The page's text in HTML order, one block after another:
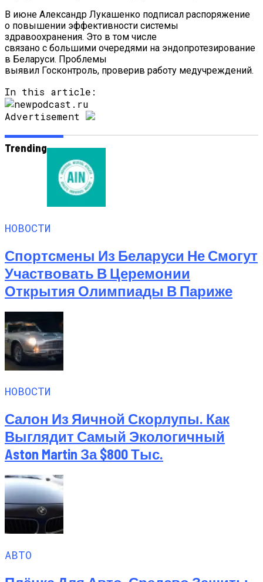
В июне Александр Лукашенко подписал распоряжение
о повышении эффективности системы
здравоохранения. Это в том числе
связано с большими очередями на эндопротезирование
в Беларуси. Проблемы
выявил Госконтроль, проверив работу медучреждений.
In this article:
Advertisement
Trending
НОВОСТИ
Спортсмены Из Беларуси Не Смогут
Участвовать В Церемонии
Открытия Олимпиады В Париже
НОВОСТИ
Салон Из Яичной Скорлупы. Как
Выглядит Самый Экологичный
Aston Martin За $800 Тыс.
АВТО